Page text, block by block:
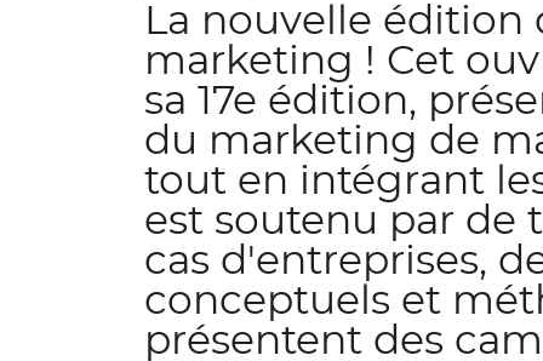
La nouvelle édition
marketing ! Cet
sa 17e édition,
du marketing de
tout en intégrant
est soutenu par de
cas d'entreprises,
conceptuels et
présentent des